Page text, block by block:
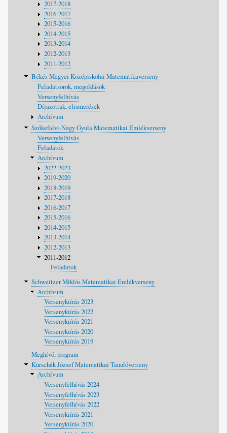
2017-2018
2016-2017
2015-2016
2014-2015
2013-2014
2012-2013
2011-2012
Békés Megyei Középiskolai Matematikaverseny
Feladatsorok, megoldások
Versenyfelhívás
Díjazottak, elismerések
Archívum
Szőkefalvi-Nagy Gyula Matematikai Emlékverseny
Versenyfelhívás
Feladatok
Archívum
2022-2023
2019-2020
2018-2019
2017-2018
2016-2017
2015-2016
2014-2015
2013-2014
2012-2013
2011-2012
Feladatok
Schweitzer Miklós Matematikai Emlékverseny
Archívum
Versenykiírás 2023
Versenykiírás 2022
Versenykiírás 2021
Versenykiírás 2020
Versenykiírás 2019
Meghívó, program
Kürschák József Matematikai Tanulóverseny
Archívum
Versenyfelhívás 2024
Versenyfelhívás 2023
Versenyfelhívás 2022
Versenykiírás 2021
Versenykiírás 2020